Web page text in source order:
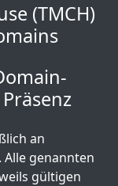
(TMCH)
an
Alle genannten
gültigen